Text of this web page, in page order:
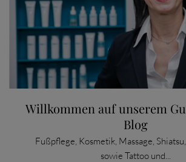
Willkommen auf unserem
Blog
Fußpflege, Kosmetik, Massage,
sowie Tattoo und...